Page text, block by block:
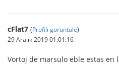
cFlat7 (Profili görüntüle)
29 Aralık 2019 01:01:16
Vortoj de marsulo eble estas en